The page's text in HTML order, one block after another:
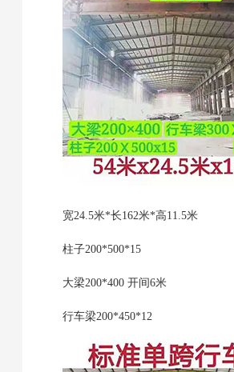
宽24.5米*长162米*高11.5米
柱子200*500*15
大梁200*400 开间6米
行车梁200*450*12